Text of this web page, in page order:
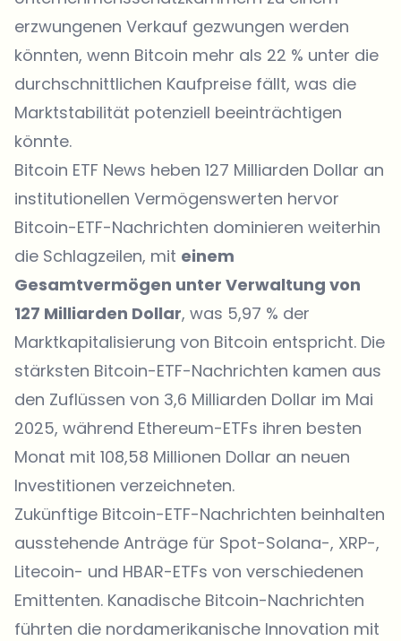
erzwungenen Verkauf gezwungen werden
könnten, wenn Bitcoin mehr als 22 % unter die
durchschnittlichen Kaufpreise fällt, was die
Marktstabilität potenziell beeinträchtigen
könnte.
Bitcoin ETF News heben 127 Milliarden Dollar an
institutionellen Vermögenswerten hervor
Bitcoin-ETF-Nachrichten dominieren weiterhin
die Schlagzeilen, mit einem
Gesamtvermögen unter Verwaltung von
127 Milliarden Dollar, was 5,97 % der
Marktkapitalisierung von Bitcoin entspricht. Die
stärksten Bitcoin-ETF-Nachrichten kamen aus
den Zuflüssen von 3,6 Milliarden Dollar im Mai
2025, während Ethereum-ETFs ihren besten
Monat mit 108,58 Millionen Dollar an neuen
Investitionen verzeichneten.
Zukünftige Bitcoin-ETF-Nachrichten beinhalten
ausstehende Anträge für Spot-Solana-, XRP-,
Litecoin- und HBAR-ETFs von verschiedenen
Emittenten. Kanadische Bitcoin-Nachrichten
führten die nordamerikanische Innovation mit